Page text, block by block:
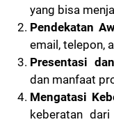
yang bisa
Pendekatan
email, telepon,
Presentasi
dan manfaat
Mengatasi
keberatan